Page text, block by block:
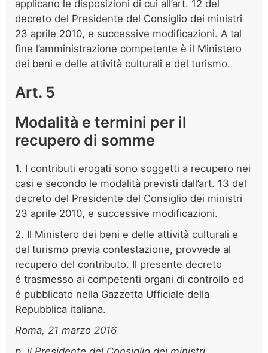
applicano le disposizioni di cui all’art. 12 del
decreto del Presidente del Consiglio dei ministri
23 aprile 2010, e successive modificazioni. A tal
fine l’amministrazione competente è il Ministero
dei beni e delle attività culturali e del turismo.
Art. 5
Modalità e termini per il
recupero di somme
1. I contributi erogati sono soggetti a recupero nei
casi e secondo le modalità previsti dall’art. 13 del
decreto del Presidente del Consiglio dei ministri
23 aprile 2010, e successive modificazioni.
2. Il Ministero dei beni e delle attività culturali e
del turismo previa contestazione, provvede al
recupero del contributo. Il presente decreto
é trasmesso ai competenti organi di controllo ed
é pubblicato nella Gazzetta Ufficiale della
Repubblica italiana.
Roma, 21 marzo 2016